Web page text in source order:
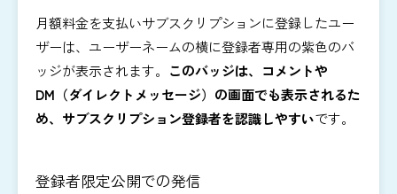
月額料金を支払いサブスクリプションに登録したユー
ザーは、ユーザーネームの横に登録者専用の紫色のバ
ッジが表示されます。 このバッジは、コメントや
DM（ダイレクトメッセージ）の画面でも表示されるた
め、サブスクリプション登録者を認識しやすいです。
登録者限定公開での発信